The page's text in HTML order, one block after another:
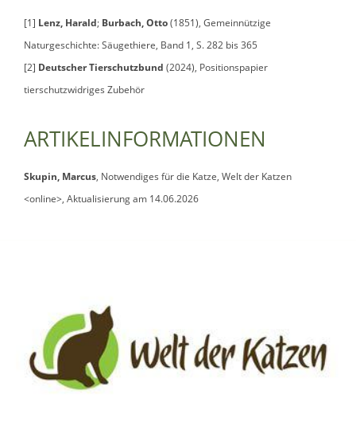
[1] Lenz, Harald; Burbach, Otto(1851), Gemeinnützige
Naturgeschichte: Säugethiere, Band 1, S. 282 bis 365
[2] Deutscher Tierschutzbund (2024), Positionspapier
tierschutzwidriges Zubehör
ARTIKELINFORMATIONEN
Skupin, Marcus, Notwendiges für die Katze, Welt der Katzen
<online>, Aktualisierung am 14.06.2026